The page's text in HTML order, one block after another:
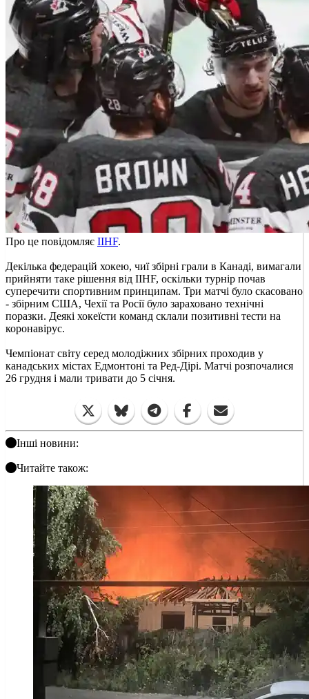
Про це повідомляє IIHF.
Декілька федерацій хокею, чиї збірні грали в Канаді, вимагали
прийняти таке рішення від IIHF, оскільки турнір почав
суперечити спортивним принципам. Три матчі було скасовано
- збірним США, Чехії та Росії було зараховано технічні
поразки. Деякі хокеїсти команд склали позитивні тести на
коронавірус.
Чемпіонат світу серед молодіжних збірних проходив у
канадських містах Едмонтоні та Ред-Дірі. Матчі розпочалися
26 грудня і мали тривати до 5 січня.
Інші новини:
Читайте також: